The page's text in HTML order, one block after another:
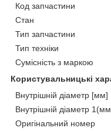
Код запчастини
Стан
Тип запчастини
Тип техніки
Сумісність з маркою
Користувальницькі
Внутрішній діаметр [мм]
Внутрішній діаметр
Оригінальний номер